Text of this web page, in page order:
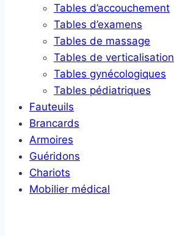
Tables d’accouchement
Tables d’examens
Tables de massage
Tables de verticalisation
Tables gynécologiques
Tables pédiatriques
Fauteuils
Brancards
Armoires
Guéridons
Chariots
Mobilier médical